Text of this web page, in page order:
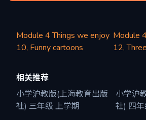
Module 4 Things we enjoy
10, Funny cartoons
Module
12,
相关推荐
小学沪教版(上海教育出版
社) 三年级 上学期
小学沪
社) 四